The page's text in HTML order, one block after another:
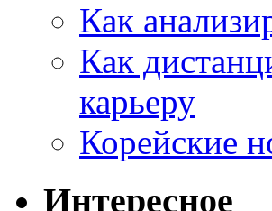
Как
Как
карьеру
Корейские
Интересное